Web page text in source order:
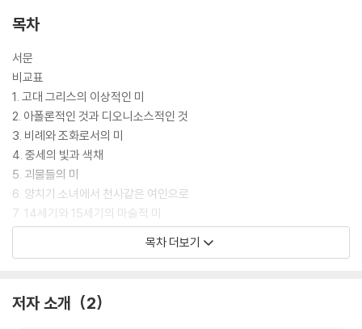
목차
서문
비교표
1. 고대 그리스의 이상적인 미
2. 아폴론적인 것과 디오니소스적인 것
3. 비례와 조화로서의 미
4. 중세의 빛과 색채
5. 괴물들의 미
6. 양치기 소녀에서 천사같은 여인으로
7. 14세기와 15세기의 마술적 미
8. 귀부인과 영웅
12. 낭만주의적인 미
목차 더보기
저자 소개 2